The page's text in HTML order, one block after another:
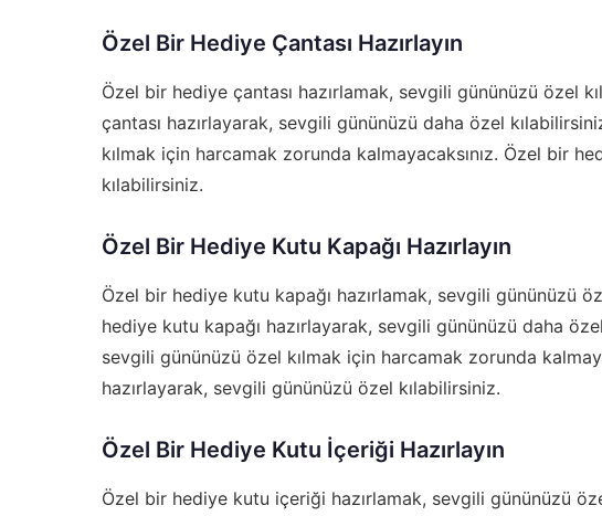
Özel Bir Hediye Çantası Hazırlayın
Özel bir hediye çantası hazırlamak, sevgili gününüzü özel
çantası hazırlayarak, sevgili gününüzü daha özel
kılmak için harcamak zorunda kalmayacaksınız. Özel bir
kılabilirsiniz.
Özel Bir Hediye Kutu Kapağı Hazırlayın
Özel bir hediye kutu kapağı hazırlamak, sevgili gününüzü
hediye kutu kapağı hazırlayarak, sevgili gününüzü daha
sevgili gününüzü özel kılmak için harcamak zorunda
hazırlayarak, sevgili gününüzü özel kılabilirsiniz.
Özel Bir Hediye Kutu İçeriği Hazırlayın
Özel bir hediye kutu içeriği hazırlamak, sevgili gününüzü